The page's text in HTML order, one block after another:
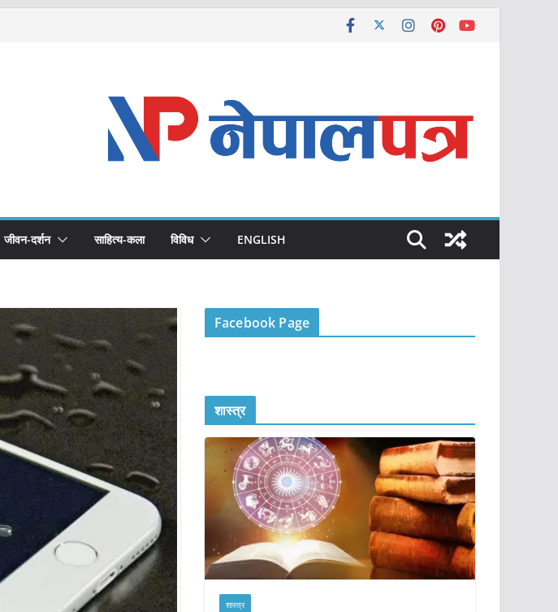
जीवन-दर्शन साहित्य-कला विविध ENGLISH
Facebook Page
शास्त्र
शास्त्र